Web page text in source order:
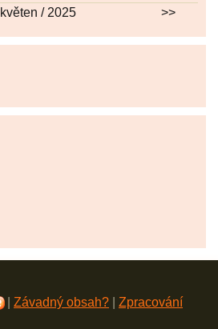
květen / 2025 >>
Závadný obsah?
Zpracování